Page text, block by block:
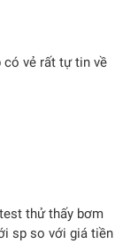
có vẻ rất tự tin về
thử thấy bơm
sp so với giá tiền